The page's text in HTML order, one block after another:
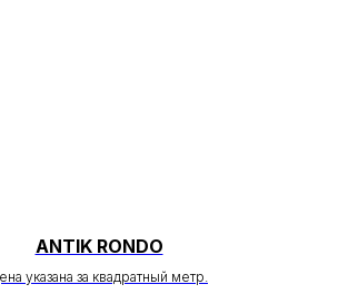
ANTIK RONDO
указана за квадратный метр.